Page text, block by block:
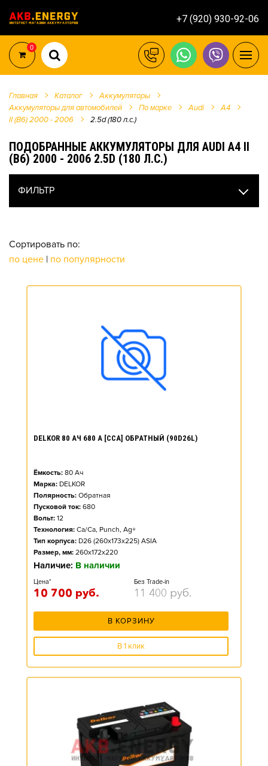
+7 (920) 930-92-06
0
Главная Каталог
Аккумуляторы
Аккумуляторы для автомобилей
По марке Audi
A4
II (B6) 2000 - 2006
2.5d (180 л.с.)
ПОДОБРАННЫЕ АККУМУЛЯТОРЫ ДЛЯ AUDI A4 II
(B6) 2000 - 2006 2.5D (180 Л.С.)
ФИЛЬТР
Сортировать по:
по цене | по популярности
DELKOR 80 АЧ 680 А [CCA] ОБРАТНЫЙ (90D26L)
Ёмкость: 80 Ач
Марка: DELKOR
Полярность: Обратная
Пусковой ток: 680
Вольт: 12
Технология: Ca/Ca, Punch, Ag+
Тип корпуса: D26 (260x173x225) ASIA
Размер, мм: 260x172x220
Наличие: В наличии
Цена*
10 700 руб.
Без Trade-in
11 400 руб.
В КОРЗИНУ
В 1 клик